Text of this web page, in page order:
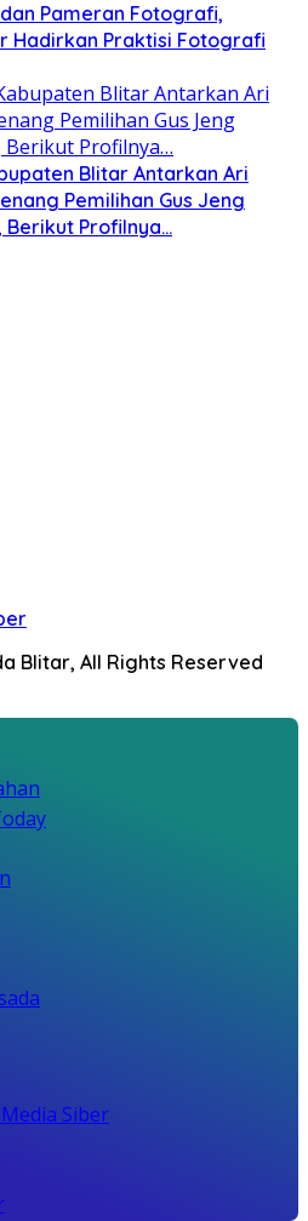
Pameran Fotografi,
Hadirkan Praktisi Fotografi
Blitar Antarkan Ari
Pemilihan Gus Jeng
Berikut Profilnya…
Blitar, All Rights Reserved
Siber